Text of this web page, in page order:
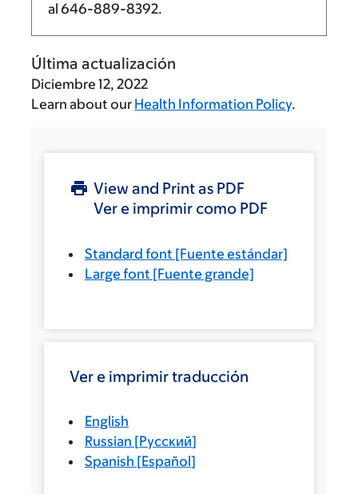
al 646-889-8392.
Última actualización
Diciembre 12, 2022
Learn about our Health Information Policy.
View and Print as PDF
Ver e imprimir como PDF
Standard font [Fuente estándar]
Large font [Fuente grande]
Ver e imprimir traducción
English
Russian [Русский]
Spanish [Español]